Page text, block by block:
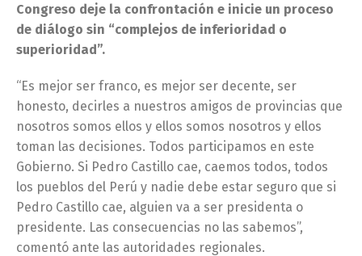
Congreso deje la confrontación e inicie un proceso
de diálogo sin “complejos de inferioridad o
superioridad”.
“Es mejor ser franco, es mejor ser decente, ser
honesto, decirles a nuestros amigos de provincias que
nosotros somos ellos y ellos somos nosotros y ellos
toman las decisiones. Todos participamos en este
Gobierno. Si Pedro Castillo cae, caemos todos, todos
los pueblos del Perú y nadie debe estar seguro que si
Pedro Castillo cae, alguien va a ser presidenta o
presidente. Las consecuencias no las sabemos”,
comentó ante las autoridades regionales.